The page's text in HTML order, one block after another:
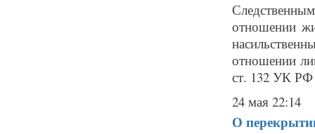
отношении
отношении
ст. 132 УК
24 мая 22:14
О